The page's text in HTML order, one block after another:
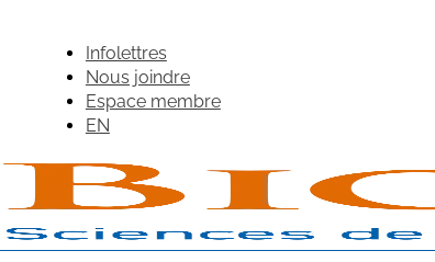
Infolettres
Nous joindre
Espace membre
EN